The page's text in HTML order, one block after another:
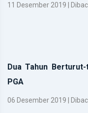
11 Desember 2019 |
Dua Tahun
PGA
06 Desember 2019 |